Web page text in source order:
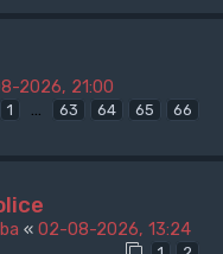
2026, 21:00
1 … 63 64 65 66
« 02-08-2026, 13:24